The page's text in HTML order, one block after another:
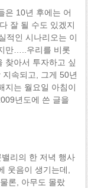
은 10년 후에는 어
잘 될 수도 있겠지
적인 시나리오는 이
만…..우리를 비롯
찾아서 투자하고 싶
속되고, 그게 50년
지는 월요일 아침이
년도에 쓴 글을
리의 한 저녁 행사
웃음이 생기는데,
론, 아무도 몰랐